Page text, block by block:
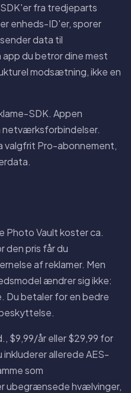
fra tredjeparts
enheds-ID'er, sporer
data til
app du betror dine mest
modsætning, ikke en
SDK. Appen
netværksforbindelser.
valgfrit Pro-abonnement,
Photo Vault koster ca.
den pris får du
af reklamer. Men
ændrer sig ikke:
Du betaler for en bedre
$9,99/år eller $29,99 for
allerede AES-
som
ubegrænsede hvælvinger,